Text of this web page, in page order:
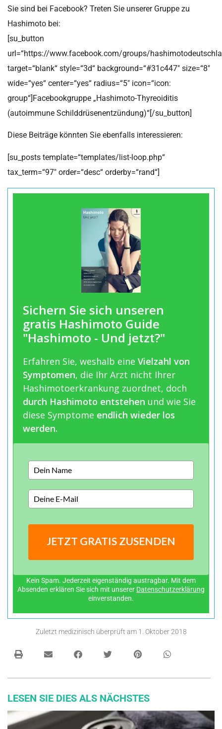
Sie sind bei Facebook? Treten Sie unserer Gruppe zu
Hashimoto bei:
[su_button
url=“https://www.facebook.com/groups/
target=“blank“ style=“3d“ background=“#31c447″ size=“8″
wide=“yes“ center=“yes“ radius=“5″ icon=“icon:
group“]Facebookgruppe „Hashimoto-Thyreoiditis
(autoimmune Schilddrüsenentzündung)“[/su_button]
Diese Beiträge könnten Sie ebenfalls interessieren:
[su_posts template=“templates/list-loop.php“
tax_term=“97″ order=“desc“ orderby=“rand“]
Sichern Sie sich unseren
gratis Hashimoto Guide
"Hashimoto - Und jetzt?"
Erfahren Sie, weshalb eine Vielzahl von
Symptomen, die Ihr Arzt nicht Ihrer
Hashimotoerkrankung zuordnet, doch
durch Hashimoto entstehen und wie Sie
diese Symptome endlich wieder los
werden.
JETZT GRATIS ZUSENDEN
Kein Spam. Jederzeit eigenständig austragbar. Mit dem
Absenden erklären Sie sich mit unserer Datenschutzerklärung
einverstanden.
Zuletzt medizinisch überprüft am 1. Oktober 2018
LESEN SIE DIES ALS NÄCHSTES